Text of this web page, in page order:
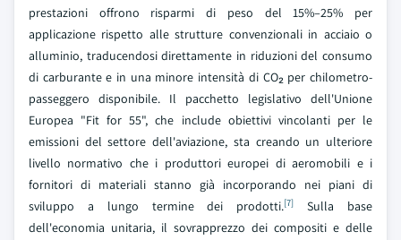
prestazioni offrono risparmi di peso del 15%–25% per
applicazione rispetto alle strutture convenzionali in acciaio o
alluminio, traducendosi direttamente in riduzioni del consumo
di carburante e in una minore intensità di CO₂ per chilometro-
passeggero disponibile. Il pacchetto legislativo dell'Unione
Europea "Fit for 55", che include obiettivi vincolanti per le
emissioni del settore dell'aviazione, sta creando un ulteriore
livello normativo che i produttori europei di aeromobili e i
fornitori di materiali stanno già incorporando nei piani di
sviluppo a lungo termine dei prodotti.[7]
Sulla base
dell'economia unitaria, il sovrapprezzo dei compositi e delle